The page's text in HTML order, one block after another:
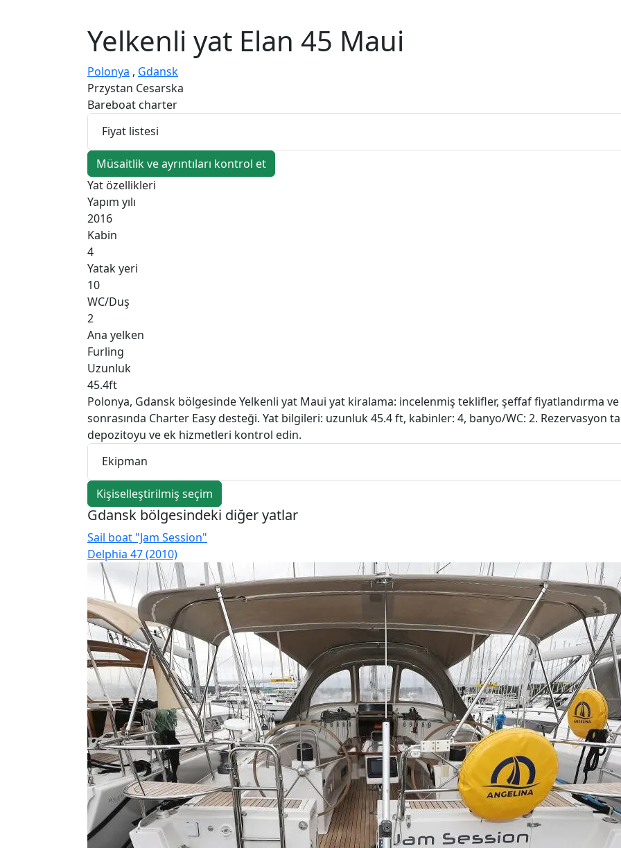
Yelkenli yat Elan 45 Maui
Polonya , Gdansk
Przystan Cesarska
Bareboat charter
Fiyat listesi
Müsaitlik ve ayrıntıları kontrol et
Yat özellikleri
Yapım yılı
2016
Kabin
4
Yatak yeri
10
WC/Duş
2
Ana yelken
Furling
Uzunluk
45.4ft
Polonya, Gdansk bölgesinde Yelkenli yat Maui yat kiralama: incelenmiş teklifler, şeffaf fiyatlandırma ve
sonrasında Charter Easy desteği. Yat bilgileri: uzunluk 45.4 ft, kabinler: 4, banyo/WC: 2. Rezervasyon
depozitoyu ve ek hizmetleri kontrol edin.
Ekipman
Kişiselleştirilmiş seçim
Gdansk bölgesindeki diğer yatlar
Sail boat "Jam Session"
Delphia 47 (2010)